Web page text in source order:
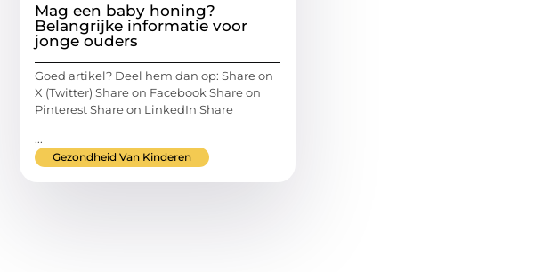
Mag een baby honing?
Belangrijke informatie voor
jonge ouders
Goed artikel? Deel hem dan op: Share on
X (Twitter) Share on Facebook Share on
Pinterest Share on LinkedIn Share
...
Gezondheid Van Kinderen